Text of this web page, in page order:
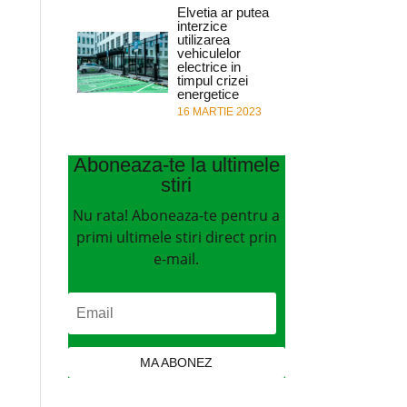
Elvetia ar putea
interzice
utilizarea
vehiculelor
electrice in
timpul crizei
energetice
16 MARTIE 2023
Aboneaza-te la ultimele
stiri
Nu rata! Aboneaza-te pentru a
primi ultimele stiri direct prin
e-mail.
MA ABONEZ